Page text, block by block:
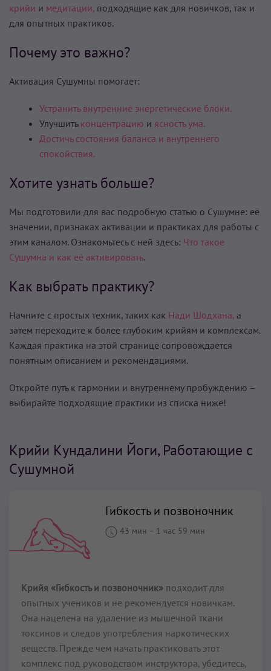
крийи и медитации, подходящие как для новичков, так и
для опытных практиков.
Почему это важно?
Активация Сушумны помогает:
Устранить внутренние энергетические блоки.
Улучшить концентрацию и ясность ума.
Достичь состояния баланса и внутреннего
спокойствия.
Хотите узнать больше?
Мы подготовили для вас подробную статью о Сушумне: её
значении, признаках активации и практиках для работы с
этим каналом. Ознакомьтесь с ней здесь: Что такое
Сушумна и как её активировать.
Как выбрать практику?
Начните с простых техник, таких как Нади Шодхана, а
затем переходите к более глубоким крийям и комплексам.
Каждая практика на этой странице сопровождается
понятным описанием и рекомендациями.
Откройте путь к гармонии и внутреннему пробуждению –
выбирайте подходящие практики из списка ниже!
Крийи Кундалини Йоги, Работающие с
Сушумной
Гибкость и позвоночник
43 мин – 1 час 59 мин
Крийя «Гибкость и позвоночник» подходит для
опытных учеников и не рекомендуется новичкам.
Она нацелена на удаление из мышечной ткани
токсинов и следов употребления наркотических
веществ. Прежде чем начать практиковать этот
комплекс под руководством инструктора, убедитесь,